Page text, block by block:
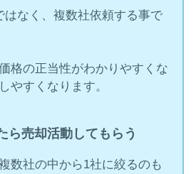
なく、複数社依頼する事で
格の正当性がわかりやすくな
やすくなります。
ら売却活動してもらう
数社の中から1社に絞るのも